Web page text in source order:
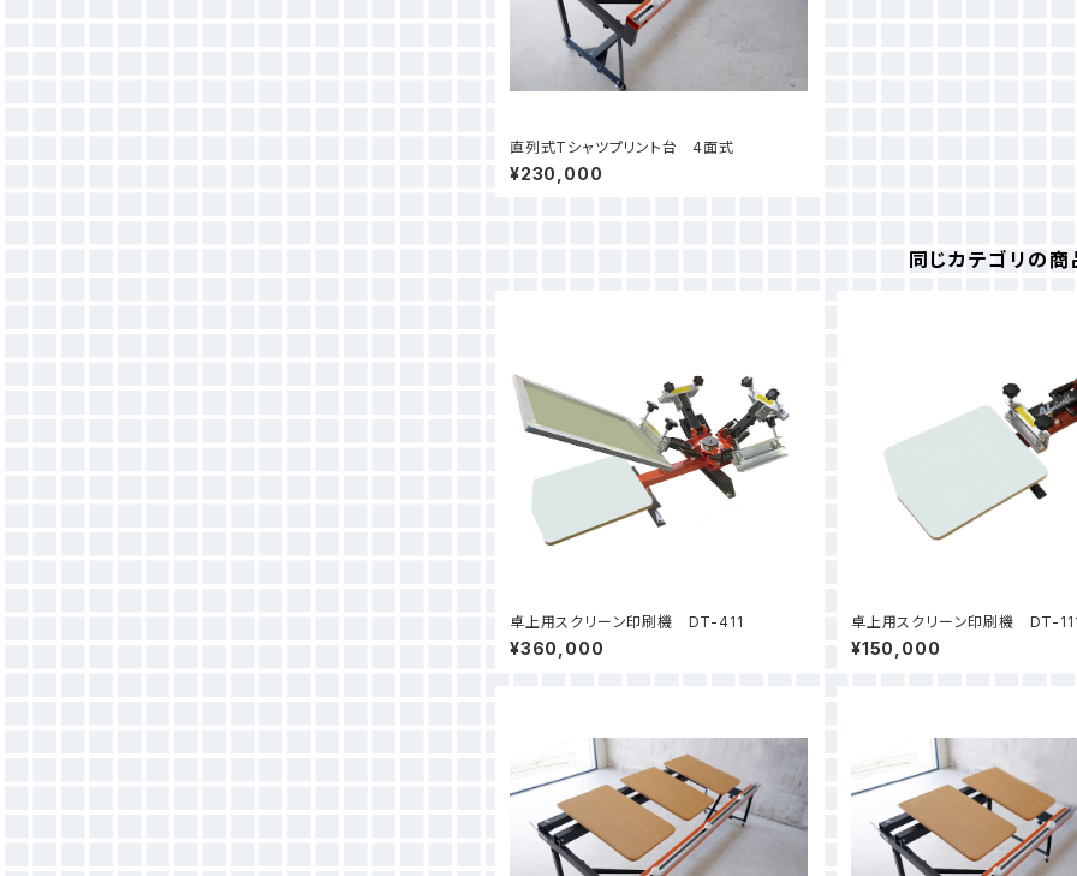
直列式Tシャツプリント台 4面式
¥230,000
同じカテゴリの商
卓上用スクリーン印刷機 DT-411
¥360,000
卓上用スクリーン印刷機 DT-
¥150,000